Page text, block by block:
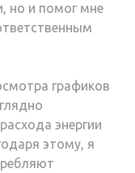
но и помог мне
графиков
энергии
этому, я